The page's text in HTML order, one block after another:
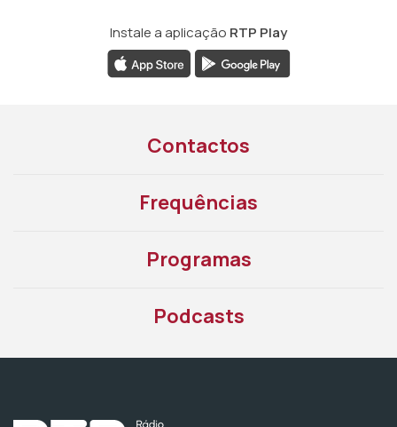
Instale a aplicação RTP Play
Contactos
Frequências
Programas
Podcasts